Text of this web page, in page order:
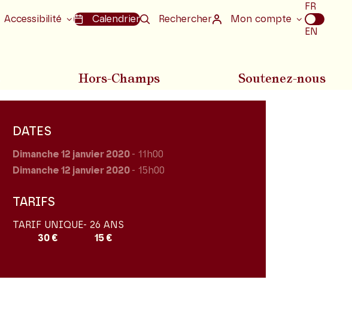
Accessibilité Calendrier Rechercher Mon compte
Choix
de
la
FR
EN
Hors-Champs Soutenez-nous
DATES
Dimanche 12 janvier 2020 - 11h00
Dimanche 12 janvier 2020 - 15h00
TARIFS
TARIF UNIQUE
30 €
- 26 ANS
15 €